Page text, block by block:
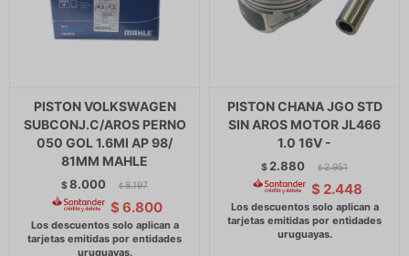
PISTON VOLKSWAGEN
SUBCONJ.C/AROS PERNO
050 GOL 1.6MI AP 98/
81MM MAHLE
$8.000 $ 8.197
$ 6.800
PISTON CHANA JGO STD
SIN AROS MOTOR JL466
1.0 16V -
$ 2.880 $ 2.951
$ 2.448